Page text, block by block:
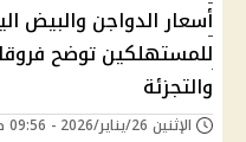
أسعار الدواجن والبيض
للمستهلكين توضح
والتجزئة
الإثنين 26/يناير/2026 - 09:56 ص